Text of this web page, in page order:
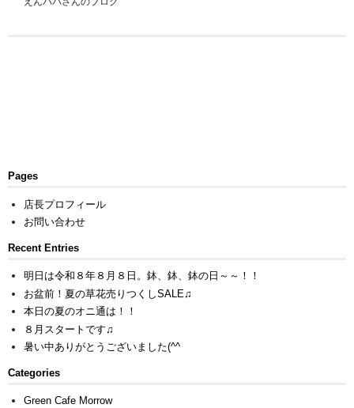
Pages
店長プロフィール
お問い合わせ
Recent Entries
明日は令和８年８月８日。鉢、鉢、鉢の日～～！！
お盆前！夏の草花売りつくしSALE♫
本日の夏のオニ通は！！
８月スタートです♫
暑い中ありがとうございました(^^ゞ
Categories
Green Cafe Morrow